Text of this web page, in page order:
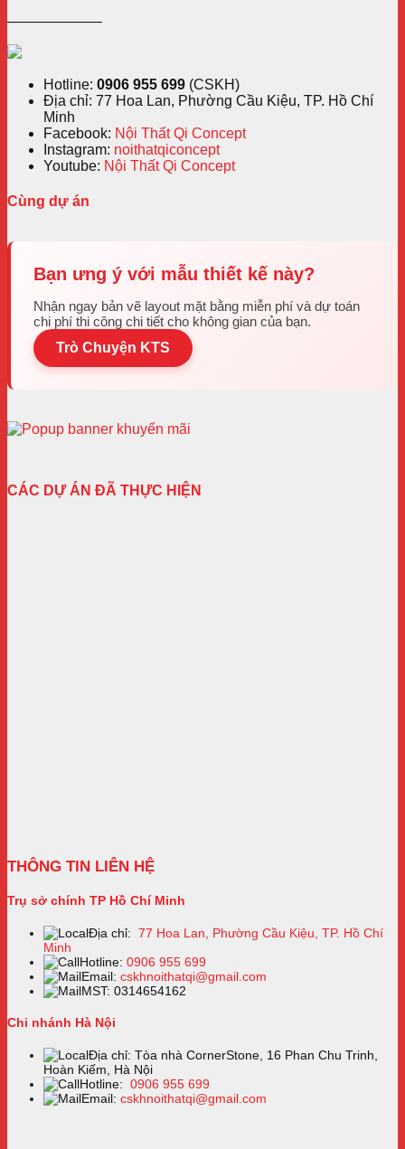
——————–
Hotline: 0906 955 699 (CSKH)
Địa chỉ: 77 Hoa Lan, Phường Cầu Kiệu, TP. Hồ Chí
Minh
Facebook: Nội Thất Qi Concept
Instagram: noithatqiconcept
Youtube: Nội Thất Qi Concept
Cùng dự án
Bạn ưng ý với mẫu thiết kế này?
Nhận ngay bản vẽ layout mặt bằng miễn phí và dự toán
chi phí thi công chi tiết cho không gian của bạn.
Trò Chuyện KTS
CÁC DỰ ÁN ĐÃ THỰC HIỆN
THÔNG TIN LIÊN HỆ
Trụ sở chính TP Hồ Chí Minh
Địa chỉ: 77 Hoa Lan, Phường Cầu Kiệu, TP. Hồ Chí
Minh
Hotline: 0906 955 699
Email: cskhnoithatqi@gmail.com
MST: 0314654162
Chi nhánh Hà Nội
Địa chỉ: Tòa nhà CornerStone, 16 Phan Chu Trinh,
Hoàn Kiếm, Hà Nội
Hotline: 0906 955 699
Email: cskhnoithatqi@gmail.com